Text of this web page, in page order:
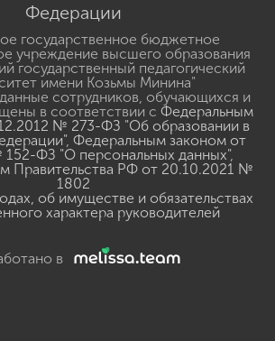
Федерации
государственное бюджетное
учреждение высшего образования
государственный педагогический
имени Козьмы Минина"
сотрудников, обучающихся и
в соответствии с Федеральным
№ 273-ФЗ "Об образовании в
, Федеральным законом от
ФЗ "О персональных данных",
Правительства РФ от 20.10.2021 №
1802
об имуществе и обязательствах
характера руководителей
в